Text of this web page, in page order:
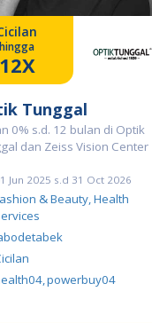
hingga
12X
Tunggal
0% s.d. 12 bulan di Optik
dan Zeiss Vision Center
Jun 2025 s.d 31 Oct 2026
& Beauty, Health
,powerbuy04